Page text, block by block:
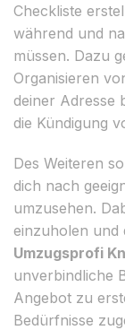
Checkliste
während und
müssen. Dazu
Organisieren
deiner Adresse
die Kündigung
Des Weiteren
dich nach
umzusehen.
einzuholen und
Umzugsprofi
unverbindliche
Angebot zu
Bedürfnisse